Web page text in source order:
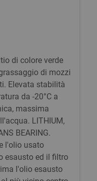
di colore verde
di mozzi
Elevata stabilità
da -20°C a
massima
LITHIUM,
BEARING.
l'olio usato
esausto ed il filtro
l'olio esausto